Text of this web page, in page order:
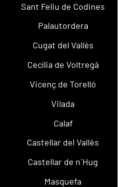
Sant Feliu de Codines
Palautordera
Cugat del Vallès
Cecília de Voltregà
Vicenç de Torelló
Vilada
Calaf
Castellar del Vallès
Castellar de n´Hug
Masquefa